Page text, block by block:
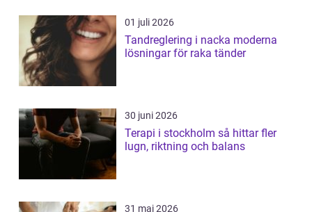
01 juli 2026
Tandreglering i nacka moderna
lösningar för raka tänder
30 juni 2026
Terapi i stockholm så hittar fler
lugn, riktning och balans
31 maj 2026